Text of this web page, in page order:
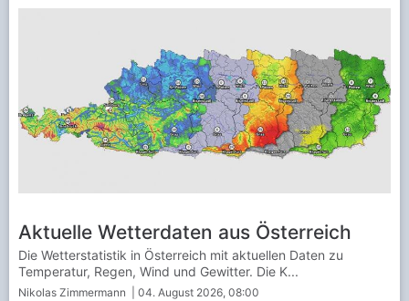
Aktuelle Wetterdaten aus Österreich
Nikolas Zimmermann | 04. August 2026, 08:00
Die Wetterstatistik in Österreich mit aktuellen Daten zu
Temperatur, Regen, Wind und Gewitter. Die K...